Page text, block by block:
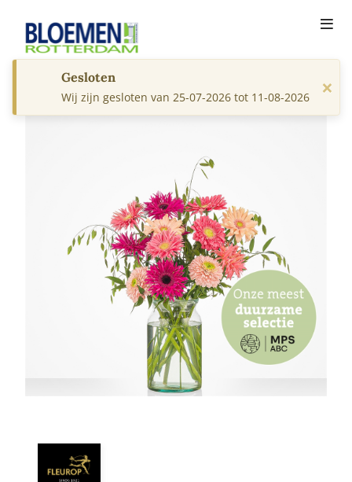
Gesloten
Wij zijn gesloten van 25-07-2026 tot 11-08-2026 ×